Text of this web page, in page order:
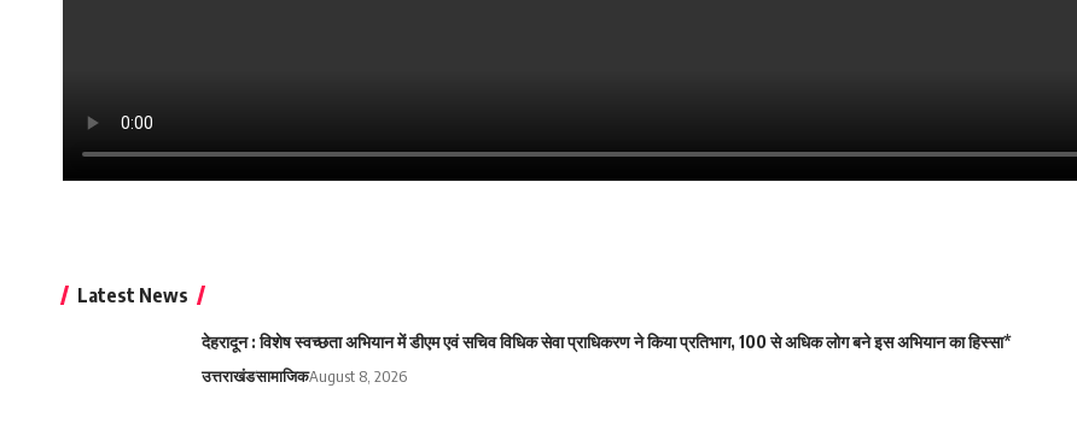
Latest News
देहरादून : विशेष स्वच्छता अभियान में डीएम एवं सचिव विधिक सेवा प्राधिकरण ने किया प्रतिभाग, 100 से अधिक लोग बने इस अभियान का हिस्सा*
उत्तराखंडसामाजिकAugust 8, 2026